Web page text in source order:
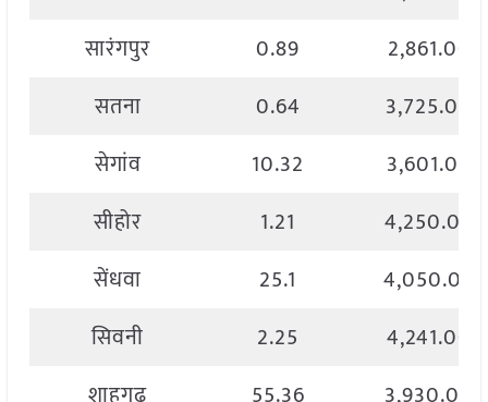
सारंगपुर
0.89
2,861.00
सतना
0.64
3,725.00
सेगांव
10.32
3,601.00
सीहोर
1.21
4,250.00
सेंधवा
25.1
4,050.00
सिवनी
2.25
4,241.00